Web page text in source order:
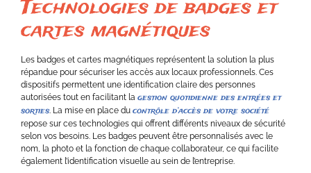
Technologies de badges et
cartes magnétiques
Les badges et cartes magnétiques représentent la solution la plus
répandue pour sécuriser les accès aux locaux professionnels. Ces
dispositifs permettent une identification claire des personnes
autorisées tout en facilitant la gestion quotidienne des entrées et
sorties. La mise en place du contrôle d’accès de votre société
repose sur ces technologies qui offrent différents niveaux de sécurité
selon vos besoins. Les badges peuvent être personnalisés avec le
nom, la photo et la fonction de chaque collaborateur, ce qui facilite
également l’identification visuelle au sein de l’entreprise.